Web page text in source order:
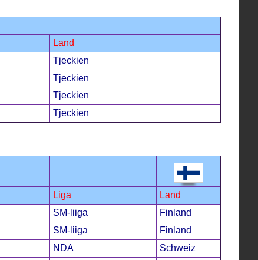
Land
Tjeckien
Tjeckien
Tjeckien
Tjeckien
Liga
Land
SM-liiga
Finland
SM-liiga
Finland
NDA
Schweiz